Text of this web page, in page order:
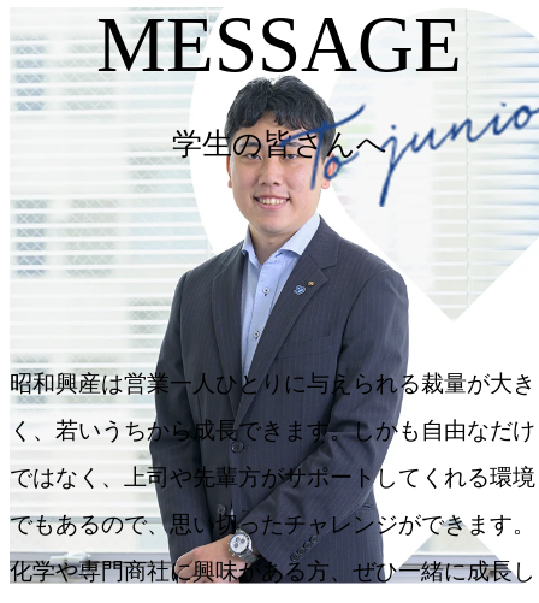
MESSAGE
学生の皆さんへ
昭和興産は営業一人ひとりに与えられる裁量が大き
く、若いうちから成長できます。しかも自由なだけ
ではなく、上司や先輩方がサポートしてくれる環境
でもあるので、思い切ったチャレンジができます。
化学や専門商社に興味がある方、ぜひ一緒に成長し